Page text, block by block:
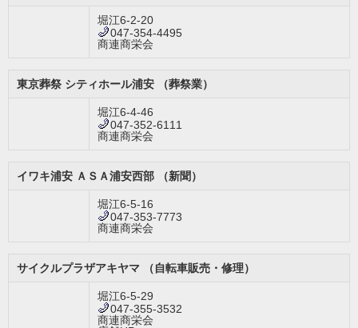
堀江6-2-20
047-354-4495
商連商栄会
東京葬祭 シティホール浦安 （葬祭業）
堀江6-4-46
047-352-6111
商連商栄会
イワキ浦安 ＡＳＡ浦安西部 （新聞）
堀江6-5-16
047-353-7773
商連商栄会
サイクルプラザアキヤマ （自転車販売・修理）
堀江6-5-29
047-355-3532
商連商栄会